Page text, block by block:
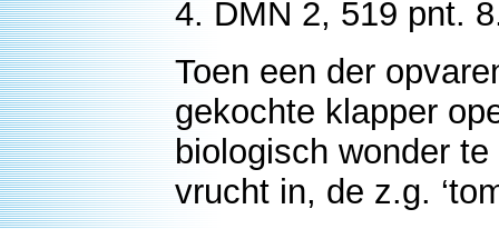
4. DMN 2, 519 pnt.
Toen een der
gekochte klapper
biologisch wonder
vrucht in, de z.g.